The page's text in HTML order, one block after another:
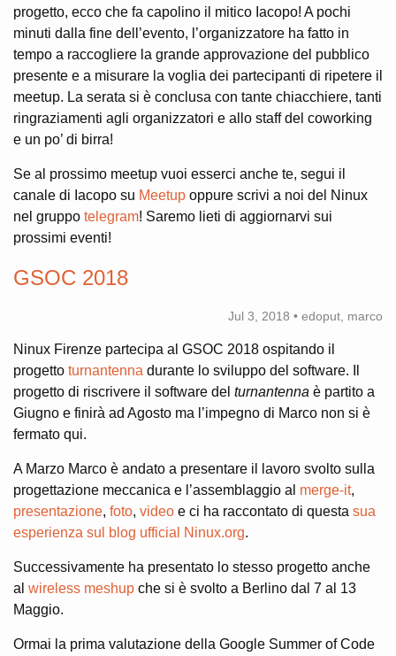
progetto, ecco che fa capolino il mitico Iacopo! A pochi
minuti dalla fine dell’evento, l’organizzatore ha fatto in
tempo a raccogliere la grande approvazione del pubblico
presente e a misurare la voglia dei partecipanti di ripetere il
meetup. La serata si è conclusa con tante chiacchiere, tanti
ringraziamenti agli organizzatori e allo staff del coworking
e un po’ di birra!
Se al prossimo meetup vuoi esserci anche te, segui il
canale di Iacopo su Meetup oppure scrivi a noi del Ninux
nel gruppo telegram! Saremo lieti di aggiornarvi sui
prossimi eventi!
GSOC 2018
Jul 3, 2018 • edoput, marco
Ninux Firenze partecipa al GSOC 2018 ospitando il
progetto turnantenna durante lo sviluppo del software. Il
progetto di riscrivere il software del turnantenna è partito a
Giugno e finirà ad Agosto ma l’impegno di Marco non si è
fermato qui.
A Marzo Marco è andato a presentare il lavoro svolto sulla
progettazione meccanica e l’assemblaggio al merge-it,
presentazione, foto, video e ci ha raccontato di questa sua
esperienza sul blog ufficial Ninux.org.
Successivamente ha presentato lo stesso progetto anche
al wireless meshup che si è svolto a Berlino dal 7 al 13
Maggio.
Ormai la prima valutazione della Google Summer of Code